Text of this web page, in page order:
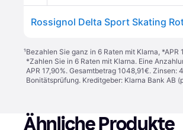
Rossignol Delta Sport Skating
¹Bezahlen Sie ganz in 6 Raten mit Klarna, *APR
*Zahlen Sie in 6 Raten mit Klarna. Eine
APR 17,90%. Gesamtbetrag 1048,91€.
Bonitätsprüfung. Kreditgeber: Klarna Bank AB
Ähnliche Produkte